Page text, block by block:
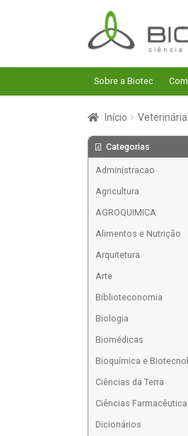
Pular
para
navegação
Pular
para
o
conteúdo
Sobre a Biotec
Início Veterinária
Categorias
Administracao
Agricultura
AGROQUIMICA
Alimentos e Nutrição
Arquitetura
Arte
Biblioteconomia
Biologia
Biomédicas
Bioquímica e
Ciências da Terra
Ciências
Dicionários